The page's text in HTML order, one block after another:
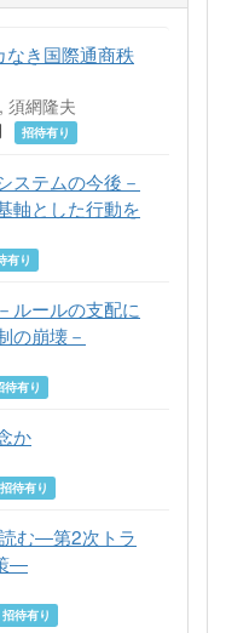
なき国際通商秩
須網隆夫
招待有り
ステムの今後－
軸とした行動を
有り
ルールの支配に
の崩壊－
待有り
か
招待有り
む―第2次トラ
―
招待有り